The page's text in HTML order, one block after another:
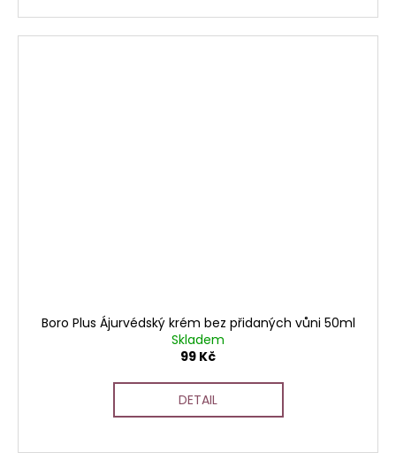
Boro Plus Ájurvédský krém bez přidaných vůni 50ml
Skladem
99 Kč
DETAIL